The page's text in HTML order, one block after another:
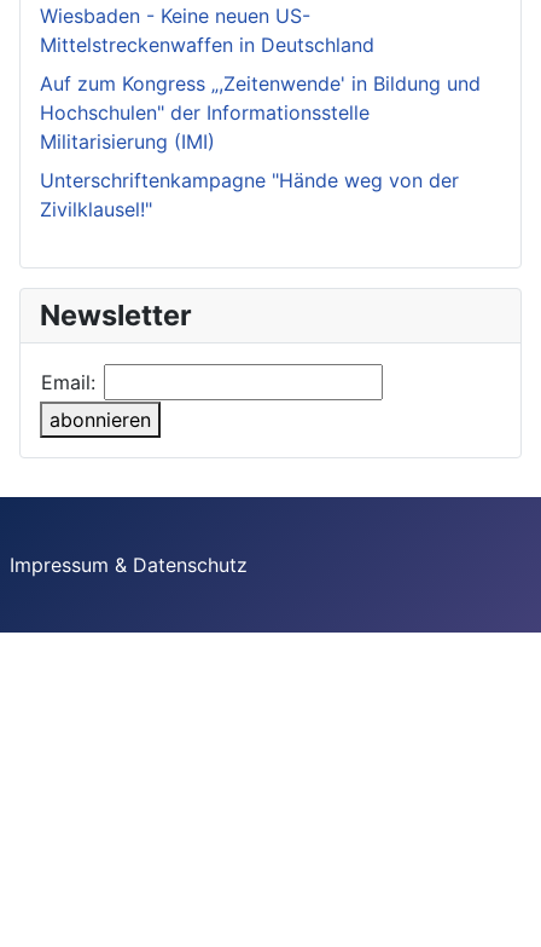
Wiesbaden - Keine neuen US-
Mittelstreckenwaffen in Deutschland
Auf zum Kongress „,Zeitenwende' in Bildung und
Hochschulen" der Informationsstelle
Militarisierung (IMI)
Unterschriftenkampagne "Hände weg von der
Zivilklausel!"
Newsletter
Email:
abonnieren
Impressum & Datenschutz